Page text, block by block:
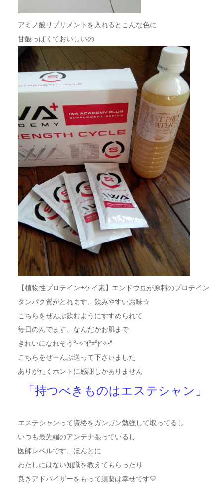
アミノ酸サプリメントを入れるとこんな色に
甘酸っぱくておいしいの
【植物性プロテイン+ケイ素】エンドウ豆が原料のプロテイン
タンパク質がとれます、飲みやすいお味☆
こちらをぜんぶ飲むようにすすめられて
毎日のんでます、なんだかお肌まで
きれいになれそう°˖✧◝(⁰▿⁰)◜✧˖°
こちらをぜーんぶ送って下さいました
ありがたくホントに感謝しかありません
「持つべきものはエステシャン」
エステシャンって資格をガンガン勉強して取ってるし
いつも最先端のアンテナ張っているし
医師レベルです、ほんとに
わたしにはない知識を教えてもらったり
良きアドバイザーをもって須藤は幸せです💛